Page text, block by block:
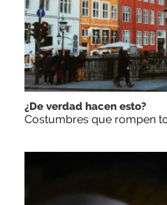
¿De verdad hacen esto?
Costumbres que rompen